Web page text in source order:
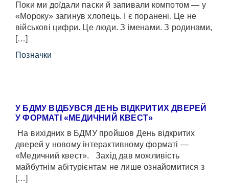
Поки ми доїдали паски й запивали компотом — у
«Мороку» загинув хлопець. І є поранені. Це не
військові цифри. Це люди. З іменами. З родинами,
[…]
Позначки
У БДМУ ВІДБУВСЯ ДЕНЬ ВІДКРИТИХ ДВЕРЕЙ
У ФОРМАТІ «МЕДИЧНИЙ КВЕСТ»
На вихідних в БДМУ пройшов День відкритих
дверей у новому інтерактивному форматі —
«Медичний квест». Захід дав можливість
майбутнім абітурієнтам не лише ознайомитися з
[…]